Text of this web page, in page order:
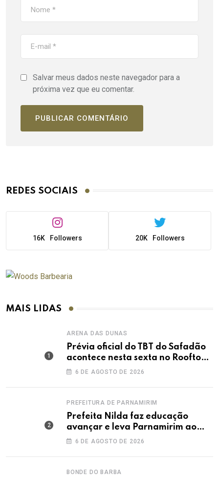
Salvar meus dados neste navegador para a
próxima vez que eu comentar.
REDES SOCIAIS
16K Followers 20K Followers
MAIS LIDAS
ARENA DAS DUNAS
Prévia oficial do TBT do Safadão
acontece nesta sexta no Rooftop
Dunas
6 DE AGOSTO DE 2026
PREFEITURA DE PARNAMIRIM
Prefeita Nilda faz educação
avançar e leva Parnamirim ao
maior IDEB da história dos anos
6 DE AGOSTO DE 2026
BONDE DO BARBA